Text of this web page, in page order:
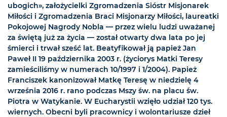
ubogich», założycielki Zgromadzenia Sióstr Misjonarek
Miłości i Zgromadzenia Braci Misjonarzy Miłości, laureatki
Pokojowej Nagrody Nobla — przez wielu ludzi uważanej
za świętą już za życia — został otwarty dwa lata po jej
śmierci i trwał sześć lat. Beatyfikował ją papież Jan
Paweł II 19 października 2003 r. (życiorys Matki Teresy
zamieściliśmy w numerach 10/1997 i 1/2004). Papież
Franciszek kanonizował Matkę Teresę w niedzielę 4
września 2016 r. rano podczas Mszy św. na placu św.
Piotra w Watykanie. W Eucharystii wzięło udział 120 tys.
wiernych. Obecni byli pracownicy i wolontariusze dzieł